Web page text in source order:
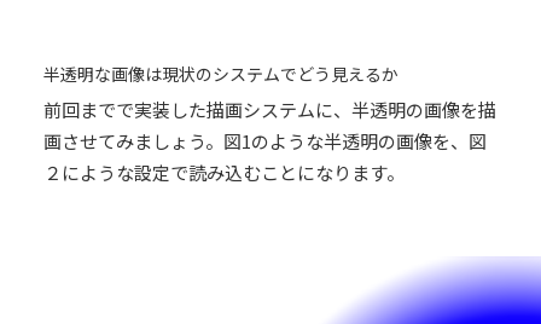
半透明な画像は現状のシステムでどう見えるか
前回までで実装した描画システムに、半透明の画像を描
画させてみましょう。図1のような半透明の画像を、図
２にような設定で読み込むことになります。